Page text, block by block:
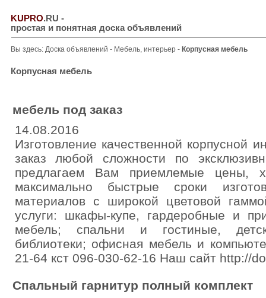
KUPRO.RU -
простая и понятная доска объявлений
Вы здесь: Доска объявлений - Мебель, интерьер - Корпусная мебель
Корпусная мебель
мебель под заказ
14.08.2016
Изготовление качественной корпусной
заказ любой сложности по
предлагаем Вам приемлемые цены,
максимально быстрые сроки
материалов с широкой цветовой
услуги: шкафы-купе, гардеробные и
мебель; спальни и гостиные,
библиотеки; офисная мебель и
21-64 кст 096-030-62-16 Наш сайт http://
Спальный гарнитур полный комплект